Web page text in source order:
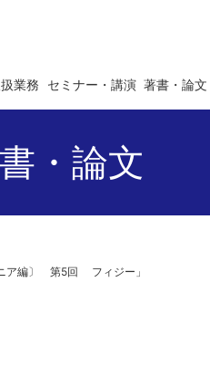
業務 セミナー・講演 著書・論文
・論文
ア編〕 第5回 フィジー」